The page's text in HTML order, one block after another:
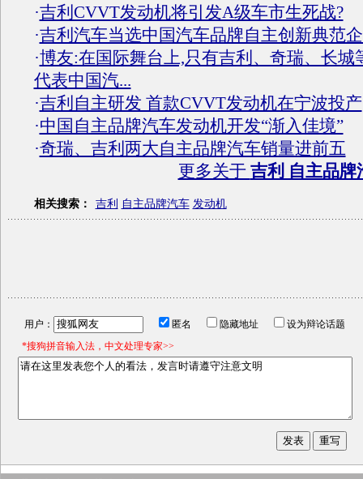
·吉利CVVT发动机将引发A级车市生死战?
·吉利汽车当选中国汽车品牌自主创新典范
·博友:在国际舞台上,只有吉利、奇瑞、长城
代表中国汽...
·吉利自主研发 首款CVVT发动机在宁波投产
·中国自主品牌汽车发动机开发“渐入佳境”
·奇瑞、吉利两大自主品牌汽车销量进前五
更多关于 吉利 自主品牌
相关搜索： 吉利 自主品牌汽车 发动机
用户： 匿名 隐藏地址
设为辩论话题
*搜狗拼音输入法，中文处理专家>>